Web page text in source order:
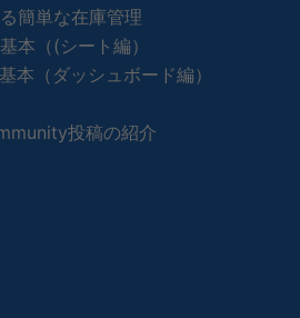
簡単な在庫管理
本（(シート編）
本（ダッシュボード編）
投稿の紹介